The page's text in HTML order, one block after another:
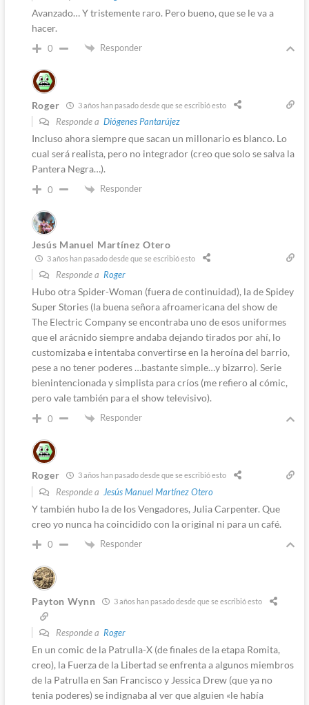
Avanzado… Y tristemente raro. Pero bueno, que se le va a
hacer.
0 Responder
Roger 3 años han pasado desde que se escribió esto
Responde a Diógenes Pantarújez
Incluso ahora siempre que sacan un millonario es blanco. Lo
cual será realista, pero no integrador (creo que solo se salva la
Pantera Negra…).
0 Responder
Jesús Manuel Martínez Otero
3 años han pasado desde que se escribió esto
Responde a Roger
Hubo otra Spider-Woman (fuera de continuidad), la de Spidey
Super Stories (la buena señora afroamericana del show de
The Electric Company se encontraba uno de esos uniformes
que el arácnido siempre andaba dejando tirados por ahí, lo
customizaba e intentaba convertirse en la heroína del barrio,
pese a no tener poderes …bastante simple…y bizarro). Serie
bienintencionada y simplista para críos (me refiero al cómic,
pero vale también para el show televisivo).
0 Responder
Roger 3 años han pasado desde que se escribió esto
Responde a Jesús Manuel Martínez Otero
Y también hubo la de los Vengadores, Julia Carpenter. Que
creo yo nunca ha coincidido con la original ni para un café.
0 Responder
Payton Wynn 3 años han pasado desde que se escribió esto
Responde a Roger
En un comic de la Patrulla-X (de finales de la etapa Romita,
creo), la Fuerza de la Libertad se enfrenta a algunos miembros
de la Patrulla en San Francisco y Jessica Drew (que ya no
tenia poderes) se indignaba al ver que alguien «le había